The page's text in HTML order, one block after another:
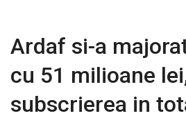
Ardaf si-a
cu 51 milioane
subscrierea in